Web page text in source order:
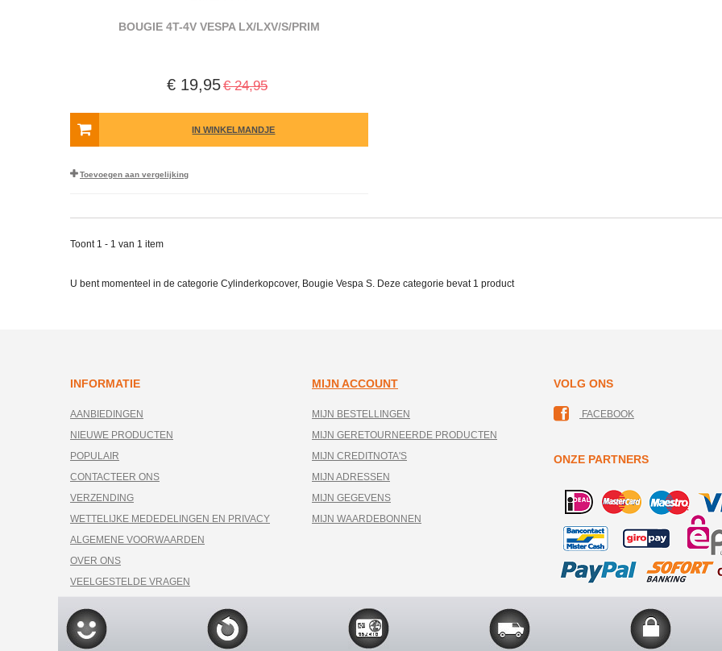
BOUGIE 4T-4V VESPA LX/LXV/S/PRIM
€ 19,95€ 24,95
IN WINKELMANDJE
Toevoegen aan vergelijking
Toont 1 - 1 van 1 item
U bent momenteel in de categorie Cylinderkopcover, Bougie Vespa S. Deze categorie bevat 1 product
INFORMATIE
AANBIEDINGEN
NIEUWE PRODUCTEN
POPULAIR
CONTACTEER ONS
VERZENDING
WETTELIJKE MEDEDELINGEN EN PRIVACY
ALGEMENE VOORWAARDEN
OVER ONS
VEELGESTELDE VRAGEN
MIJN ACCOUNT
MIJN BESTELLINGEN
MIJN GERETOURNEERDE PRODUCTEN
MIJN CREDITNOTA'S
MIJN ADRESSEN
MIJN GEGEVENS
MIJN WAARDEBONNEN
VOLG ONS
FACEBOOK
ONZE PARTNERS